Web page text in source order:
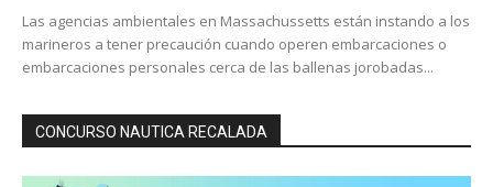
Las agencias ambientales en Massachussetts están instando a los
marineros a tener precaución cuando operen embarcaciones o
embarcaciones personales cerca de las ballenas jorobadas...
CONCURSO NAUTICA RECALADA